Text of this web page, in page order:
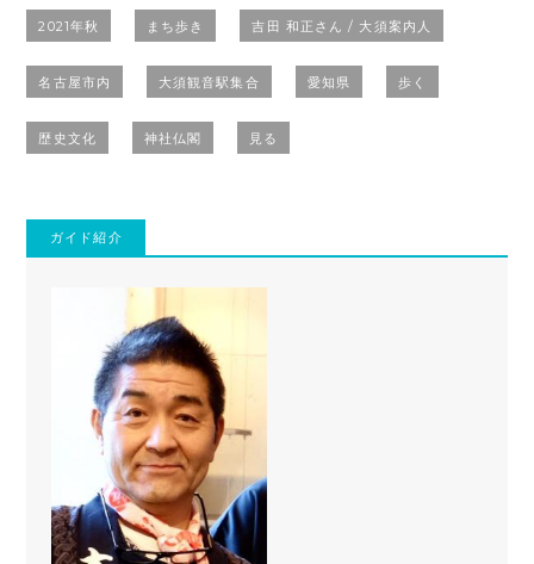
2021年秋 まち歩き 吉田 和正さん / 大須案内人
名古屋市内 大須観音駅集合 愛知県 歩く
歴史文化 神社仏閣 見る
ガイド紹介